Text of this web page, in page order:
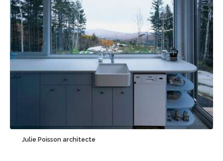
Julie Poisson architecte